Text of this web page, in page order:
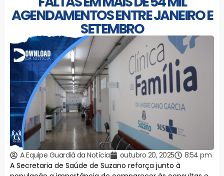
AGENDAMENTOS ENTRE JANEIRO E
SETEMBRO
A Equipe Guardiã da Notícia outubro 20, 2025
8:54 pm
A Secretaria de Saúde de Suzano reforça junto à